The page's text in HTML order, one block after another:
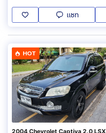
แชท
HOT
2004 Chevrolet Captiva 2.0 LSX